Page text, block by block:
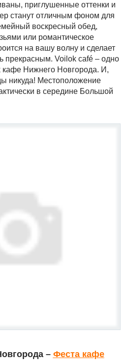
приглушенные оттенки и
станут отличным фоном для
воскресный обед,
или романтическое
на вашу волну и сделает
прекрасным. Voilok café – одно
Нижнего Новгорода. И,
никуда! Местоположение
в середине Большой
– Феста кафе